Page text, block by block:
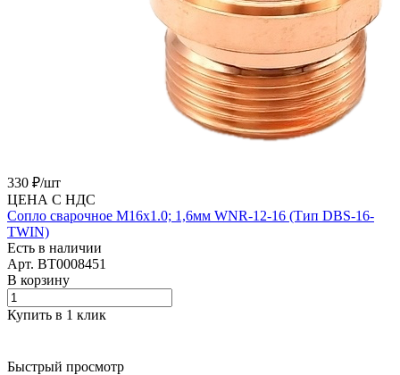
330 ₽/шт
ЦЕНА С НДС
Сопло сварочное M16х1.0; 1,6мм WNR-12-16 (Тип DBS-16-
TWIN)
Есть в наличии
Арт. BT0008451
В корзину
Купить в 1 клик
Быстрый просмотр